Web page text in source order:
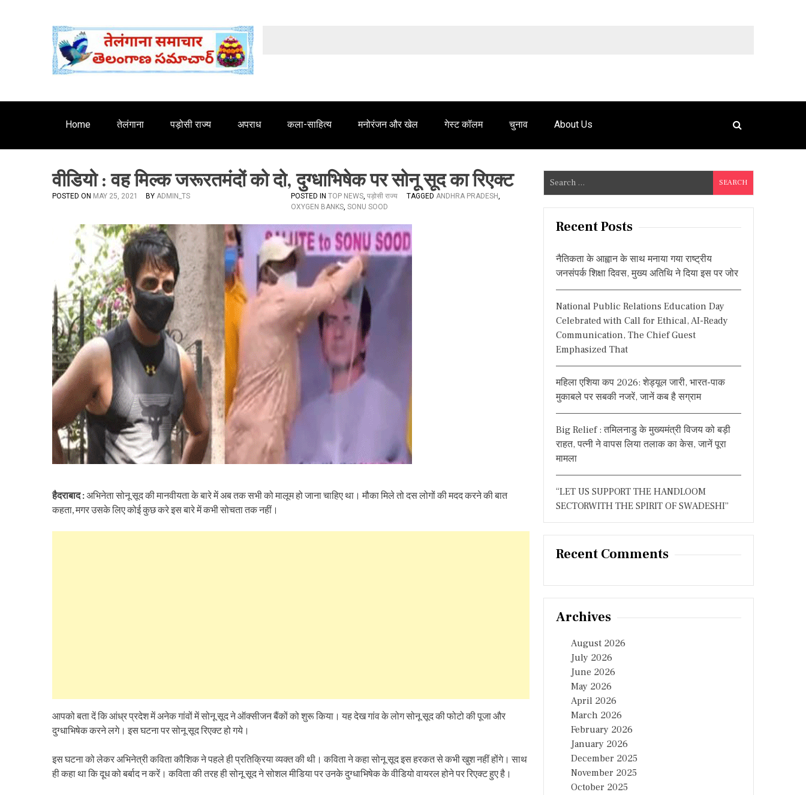
e
Home तेलंगाना पड़ोसी राज्य अपराध कला-साहित्य मनोरंजन और खेल गेस्ट कॉलम चुनाव About Us
वीडियो : वह मिल्क जरूरतमंदों को दो, दुग्धाभिषेक पर सोनू सूद का रिएक्ट
POSTED ON MAY 25, 2021 BY ADMIN_TS POSTED IN TOP NEWS, पड़ोसी राज्य TAGGED ANDHRA PRADESH,
OXYGEN BANKS, SONU SOOD
हैदराबाद :अभिनेता सोनू सूद की मानवीयता के बारे में अब तक सभी को मालूम हो जाना चाहिए था। मौका मिले तो दस लोगों की मदद करने की बात
कहता, मगर उसके लिए कोई कुछ करे इस बारे में कभी सोचता तक नहीं।
आपको बता दें कि आंध्र प्रदेश में अनेक गांवों में सोनू सूद ने ऑक्सीजन बैंकों को शुरू किया। यह देख गांव के लोग सोनू सूद की फोटो की पूजा और
दुग्धाभिषेक करने लगे। इस घटना पर सोनू सूद रिएक्ट हो गये।
इस घटना को लेकर अभिनेत्री कविता कौशिक ने पहले ही प्रतिक्रिया व्यक्त की थी। कविता ने कहा सोनू सूद इस हरकत से कभी खुश नहीं होंगे। साथ
ही कहा था कि दूध को बर्बाद न करें। कविता की तरह ही सोनू सूद ने सोशल मीडिया पर उनके दुग्धाभिषेक के वीडियो वायरल होने पर रिएक्ट हुए है।
e
a
Recent Posts
नैतिकता के आह्वान के साथ मनाया गया राष्ट्रीय
जनसंपर्क शिक्षा दिवस, मुख्य अतिथि ने दिया इस पर जोर
National Public Relations Education Day
Celebrated with Call for Ethical, AI-Ready
Communication, The Chief Guest
Emphasized That
महिला एशिया कप 2026: शेड्यूल जारी, भारत-पाक
मुकाबले पर सबकी नजरें, जानें कब है सग्राम
Big Relief : तमिलनाडु के मुख्यमंत्री विजय को बड़ी
राहत, पत्नी ने वापस लिया तलाक का केस, जानें पूरा
मामला
“LET US SUPPORT THE HANDLOOM
SECTORWITH THE SPIRIT OF SWADESHI”
Recent Comments
Archives
August 2026
July 2026
June 2026
May 2026
April 2026
March 2026
February 2026
January 2026
December 2025
November 2025
October 2025